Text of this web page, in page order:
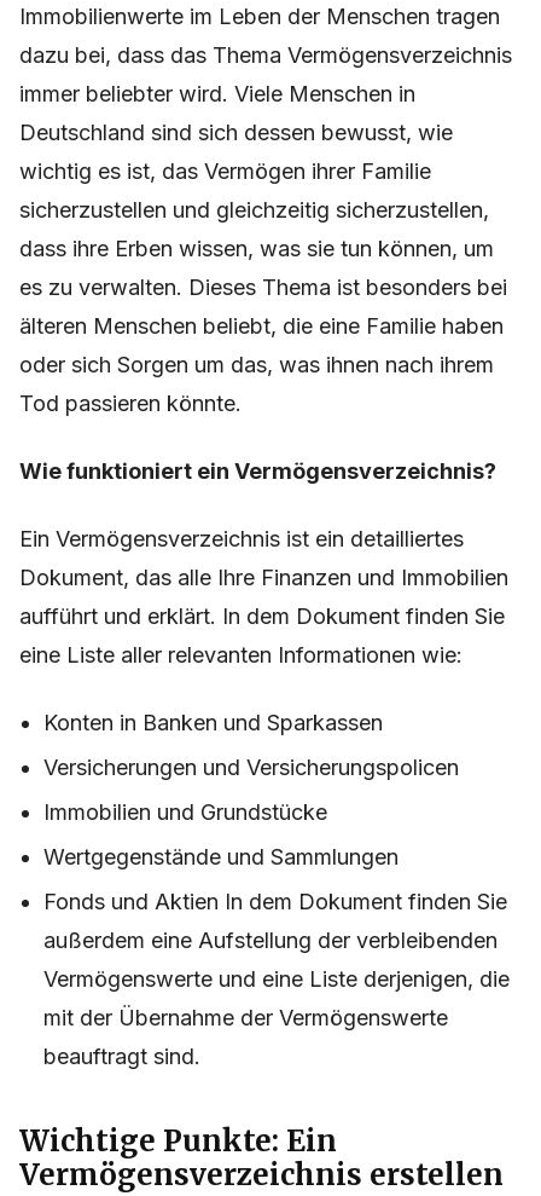
Immobilienwerte im Leben der Menschen tragen
dazu bei, dass das Thema Vermögensverzeichnis
immer beliebter wird. Viele Menschen in
Deutschland sind sich dessen bewusst, wie
wichtig es ist, das Vermögen ihrer Familie
sicherzustellen und gleichzeitig sicherzustellen,
dass ihre Erben wissen, was sie tun können, um
es zu verwalten. Dieses Thema ist besonders bei
älteren Menschen beliebt, die eine Familie haben
oder sich Sorgen um das, was ihnen nach ihrem
Tod passieren könnte.
Wie funktioniert ein Vermögensverzeichnis?
Ein Vermögensverzeichnis ist ein detailliertes
Dokument, das alle Ihre Finanzen und Immobilien
aufführt und erklärt. In dem Dokument finden Sie
eine Liste aller relevanten Informationen wie:
Konten in Banken und Sparkassen
Versicherungen und Versicherungspolicen
Immobilien und Grundstücke
Wertgegenstände und Sammlungen
Fonds und Aktien In dem Dokument finden Sie
außerdem eine Aufstellung der verbleibenden
Vermögenswerte und eine Liste derjenigen, die
mit der Übernahme der Vermögenswerte
beauftragt sind.
Wichtige Punkte: Ein
Vermögensverzeichnis erstellen